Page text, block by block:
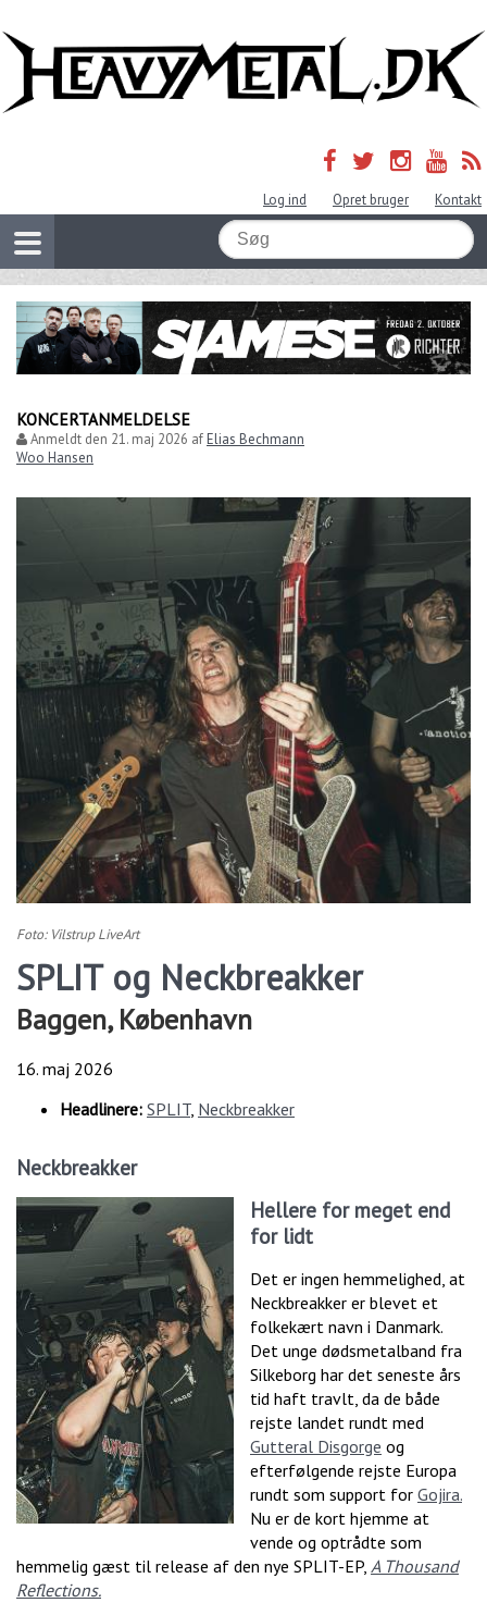
Log ind Opret bruger Kontakt
KONCERTANMELDELSE
Anmeldt den 21. maj 2026 afElias Bechmann
Woo Hansen
Foto: Vilstrup LiveArt
SPLIT og Neckbreakker
Baggen, København
16. maj 2026
Headlinere: SPLIT, Neckbreakker
Neckbreakker
Hellere for meget end
for lidt
Det er ingen hemmelighed, at
Neckbreakker er blevet et
folkekært navn i Danmark.
Det unge dødsmetalband fra
Silkeborg har det seneste års
tid haft travlt, da de både
rejste landet rundt med
Gutteral Disgorge og
efterfølgende rejste Europa
rundt som support for Gojira.
Nu er de kort hjemme at
vende og optrådte som
hemmelig gæst til release af den nye SPLIT-EP, A Thousand
Reflections.